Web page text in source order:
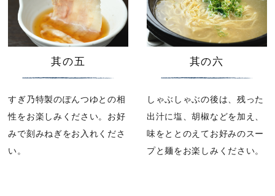
其の五
すぎ乃特製のぽんつゆとの相
性をお楽しみください。お好
みで刻みねぎをお入れくださ
い。
其の六
しゃぶしゃぶの後は、残った
出汁に塩、胡椒などを加え、
味をととのえてお好みのスー
プと麺をお楽しみください。